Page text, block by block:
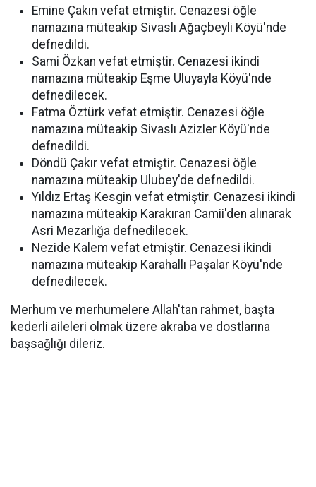
Emine Çakın vefat etmiştir. Cenazesi öğle
namazına müteakip Sivaslı Ağaçbeyli Köyü'nde
defnedildi.
Sami Özkan vefat etmiştir. Cenazesi ikindi
namazına müteakip Eşme Uluyayla Köyü'nde
defnedilecek.
Fatma Öztürk vefat etmiştir. Cenazesi öğle
namazına müteakip Sivaslı Azizler Köyü'nde
defnedildi.
Döndü Çakır vefat etmiştir. Cenazesi öğle
namazına müteakip Ulubey'de defnedildi.
Yıldız Ertaş Kesgin vefat etmiştir. Cenazesi ikindi
namazına müteakip Karakıran Camii'den alınarak
Asri Mezarlığa defnedilecek.
Nezide Kalem vefat etmiştir. Cenazesi ikindi
namazına müteakip Karahallı Paşalar Köyü'nde
defnedilecek.
Merhum ve merhumelere Allah'tan rahmet, başta
kederli aileleri olmak üzere akraba ve dostlarına
başsağlığı dileriz.